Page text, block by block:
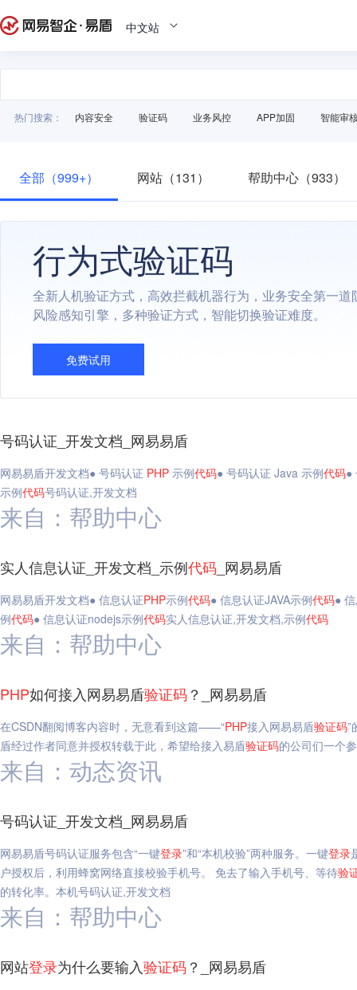
中文站
热门搜索： 内容安全 验证码 业务风控 APP加固 智能审
全部（999+） 网站（131） 帮助中心（933）
行为式验证码
全新人机验证方式，高效拦截机器行为，业务安全第一道
风险感知引擎，多种验证方式，智能切换验证难度。
免费试用
号码认证_开发文档_网易易盾
网易易盾开发文档● 号码认证 PHP 示例代码● 号码认证 Java 示例代码●
示例代码号码认证,开发文档
来自：帮助中心
实人信息认证_开发文档_示例代码 _网易易盾
网易易盾开发文档● 信息认证PHP示例代码● 信息认证JAVA示例代码●
例代码● 信息认证nodejs示例代码实人信息认证,开发文档,示例代码
来自：帮助中心
PHP如何接入网易易盾验证码 ？_网易易盾
在CSDN翻阅博客内容时，无意看到这篇——“PHP接入网易易盾验证码”
盾经过作者同意并授权转载于此，希望给接入易盾验证码的公司们一个
来自：动态资讯
号码认证_开发文档_网易易盾
网易易盾号码认证服务包含“一键登录”和“本机校验”两种服务。一键登录
户授权后，利用蜂窝网络直接校验手机号。 免去了输入手机号、等待验
的转化率。本机号码认证,开发文档
来自：帮助中心
网站登录为什么要输入验证码 ？_网易易盾